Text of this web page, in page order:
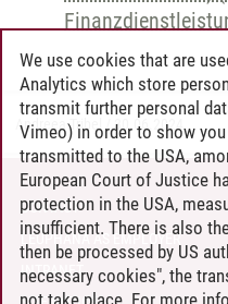
Andreea Tribel 30.06.2024
CONTACT
LEUPHANA AS EMPLOYER
INTRANET
We use cookies that are
Analytics which store
transmit further personal
Vimeo) in order to show
transmitted to the USA,
European Court of Justice
protection in the USA,
insufficient. There is also
then be processed by US
necessary cookies", the
not take place. For more